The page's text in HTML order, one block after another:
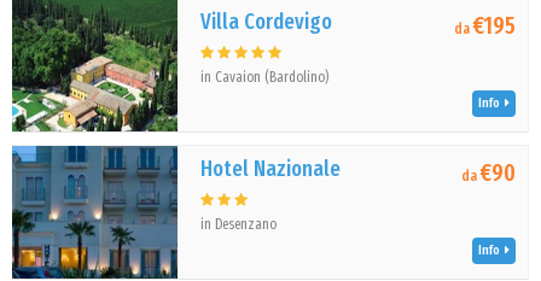
Villa Cordevigo
in Cavaion (Bardolino)
da€195
Info
Hotel Nazionale
in Desenzano
da€90
Info